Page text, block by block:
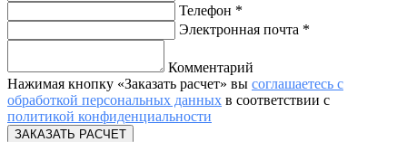
Телефон *
Электронная почта *
Комментарий
Нажимая кнопку «Заказать расчет» вы соглашаетесь с
обработкой персональных данных в соответствии с
политикой конфиденциальности